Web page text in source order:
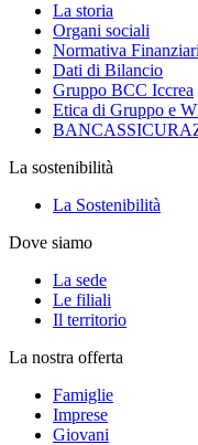
La storia
Organi sociali
Normativa
Dati di Bilancio
Gruppo BCC Iccrea
Etica di Gruppo e
La sostenibilità
La Sostenibilità
Dove siamo
La sede
Le filiali
Il territorio
La nostra offerta
Famiglie
Imprese
Giovani